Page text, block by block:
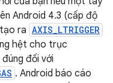
Android 4.3 (cấp độ
ra AXIS_LTRIGGER
hệt cho trục
đối với
. Android báo cáo